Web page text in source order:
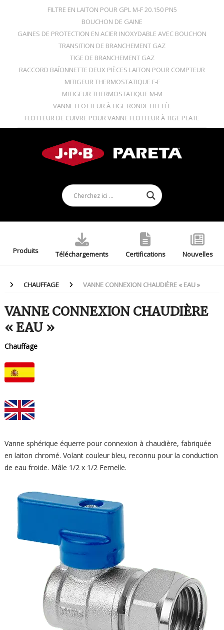
FILTRE EN LAITON POUR GPL M-F 20.150 PN5
BOUCHON DE GAINE
GAINES DE PROTECTION EN ACIER INOXYDABLE AVEC BOUCHON
TRANSITION DE BRANCHEMENT GAZ
TIGE DE BRANCHEMENT GAZ
RACCORD BAÏONNETTE DEUX PIÈCES LAITON POUR COMPTEUR
MITIGEUR THERMOSTATIQUE F-F
MITIGEUR THERMOSTATIQUE M-M
VANNE FLOTTEUR À TIGE RONDE FILETÉE
FLOTTEUR DE CUIVRE POUR VANNE FLOTTEUR À TIGE PLATE
Produits Téléchargements Certifications Nouvelles
CHAUFFAGE VANNE CONNEXION CHAUDIÈRE « EAU »
VANNE CONNEXION CHAUDIÈRE
« EAU »
Chauffage
Vanne sphérique équerre pour connexion à chaudière, fabriquée
en laiton chromé. Volant couleur bleu, reconnu pour la conduction
de eau froide. Mâle 1/2 x 1/2 Femelle.